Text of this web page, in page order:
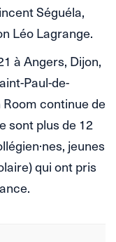
Séguéla,
Léo Lagrange.
à Angers, Dijon,
Paul-de-
continue de
sont plus de 12
jeunes
qui ont pris